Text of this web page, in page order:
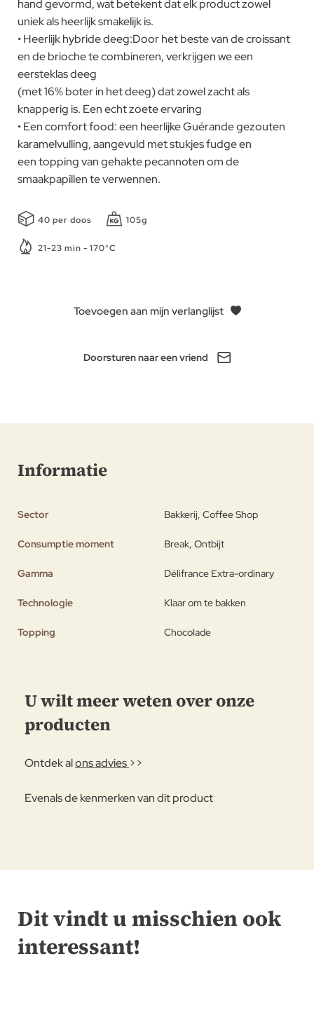
gallerij
hand gevormd, wat betekent dat elk product zowel
uniek als heerlijk smakelijk is.
• Heerlijk hybride deeg:Door het beste van de croissant
en de brioche te combineren, verkrijgen we een
eersteklas deeg
(met 16% boter in het deeg) dat zowel zacht als
knapperig is. Een echt zoete ervaring
• Een comfort food: een heerlijke Guérande gezouten
karamelvulling, aangevuld met stukjes fudge en
een topping van gehakte pecannoten om de
smaakpapillen te verwennen.
40 per doos 105g
21-23 min - 170°C
Toevoegen aan mijn verlanglijst
Doorsturen naar een vriend
Informatie
Sector Bakkerij, Coffee Shop
Consumptie moment Break, Ontbijt
Gamma Délifrance Extra-ordinary
Technologie Klaar om te bakken
Topping Chocolade
U wilt meer weten over onze
producten
Ontdek alons advies >>
Evenals de kenmerken van dit product
Dit vindt u misschien ook
interessant!